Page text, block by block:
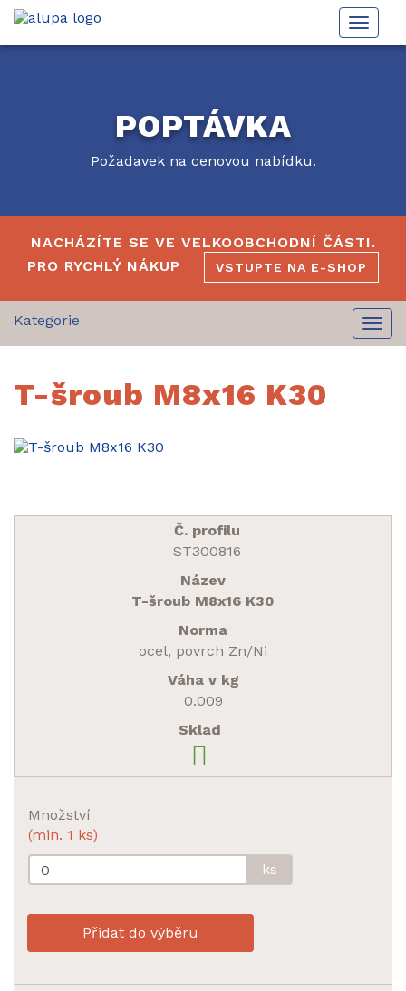
Toggle
POPTÁVKA
Požadavek na cenovou nabídku.
NACHÁZÍTE SE VE VELKOOBCHODNÍ ČÁSTI.
PRO RYCHLÝ NÁKUP
VSTUPTE NA E-SHOP
T-šroub M8x16 K30
ST300816
T-šroub M8x16 K30
ocel, povrch Zn/Ni
0.009
Množství
(min. 1 ks)
ks
Přidat do výběru